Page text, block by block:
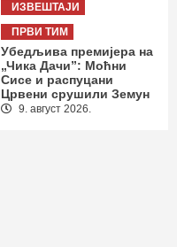
ИЗВЕШТАЈИ
ПРВИ ТИМ
Убедљива премијера на
„Чика Дачи”: Моћни
Сисе и распуцани
Црвени срушили Земун
9. август 2026.